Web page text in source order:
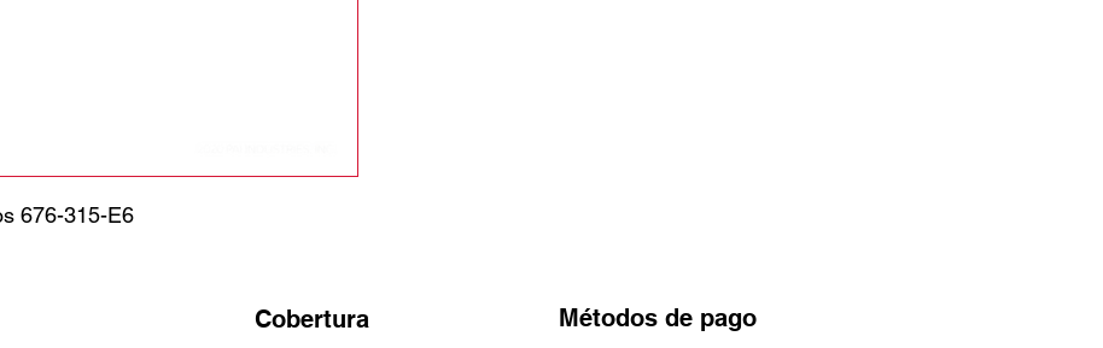
676-315-E6
Cobertura Métodosde pago